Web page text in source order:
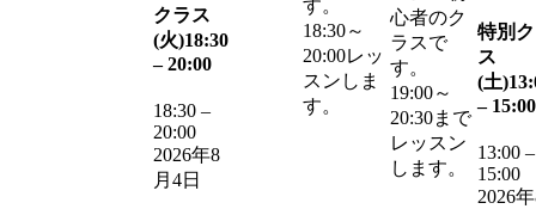
クラス
(火)18:30
– 20:00
18:30 –
20:00
2026年8
月4日
す。
18:30～
20:00レッ
スンしま
す。
心者のク
ラスで
す。
19:00～
20:30まで
レッスン
します。
特別
ス
(土)
– 15:00
13:00 –
15:00
2026